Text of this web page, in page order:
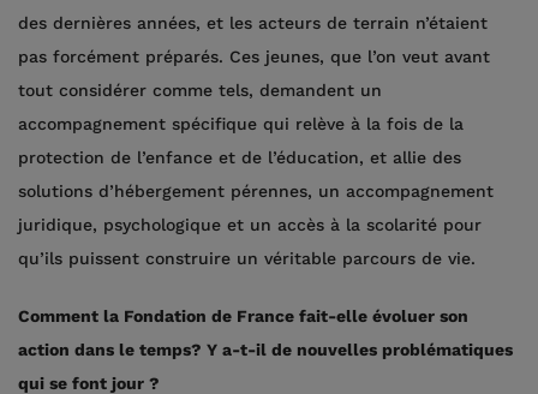
des dernières années, et les acteurs de terrain n’étaient
pas forcément préparés. Ces jeunes, que l’on veut avant
tout considérer comme tels, demandent un
accompagnement spécifique qui relève à la fois de la
protection de l’enfance et de l’éducation, et allie des
solutions d’hébergement pérennes, un accompagnement
juridique, psychologique et un accès à la scolarité pour
qu’ils puissent construire un véritable parcours de vie.
Comment la Fondation de France fait-elle évoluer son
action dans le temps? Y a-t-il de nouvelles problématiques
qui se font jour ?